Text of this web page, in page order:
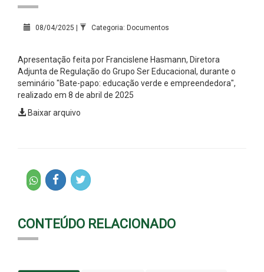
08/04/2025 | Categoria: Documentos
Apresentação feita por Francislene Hasmann, Diretora
Adjunta de Regulação do Grupo Ser Educacional, durante o
seminário "Bate-papo: educação verde e empreendedora",
realizado em 8 de abril de 2025
Baixar arquivo
CONTEÚDO RELACIONADO